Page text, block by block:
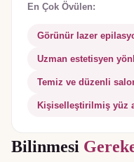
En Çok Övülen:
Görünür lazer
Uzman estetisyen
Temiz ve düzenli
Kişiselleştirilmiş yüz
Bilinmesi